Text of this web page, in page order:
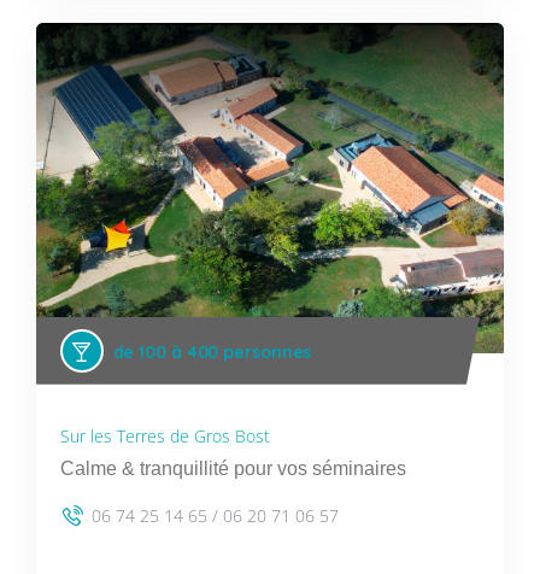
de 100 à 400 personnes
Sur les Terres de Gros Bost
Calme & tranquillité pour vos séminaires
06 74 25 14 65 / 06 20 71 06 57